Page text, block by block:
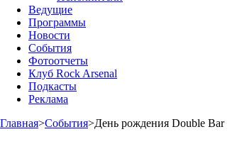
Ведущие
Программы
Новости
События
Фотоотчеты
Клуб Rock Arsenal
Подкасты
Реклама
Главная>События>День рождения Double Bar